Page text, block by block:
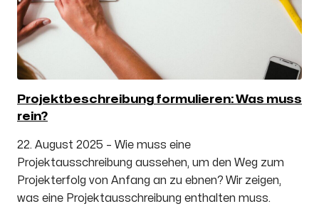
Projektbeschreibung formulieren: Was muss
rein?
22. August 2025 – Wie muss eine
Projektausschreibung aussehen, um den Weg zum
Projekterfolg von Anfang an zu ebnen? Wir zeigen,
was eine Projektausschreibung enthalten muss.